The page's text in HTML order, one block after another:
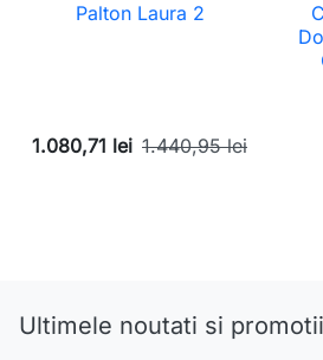
Palton Laura 2
1.080,71 lei 1.440,95 lei
Ultimele noutati si